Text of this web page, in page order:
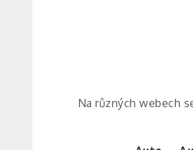
Na různých webech